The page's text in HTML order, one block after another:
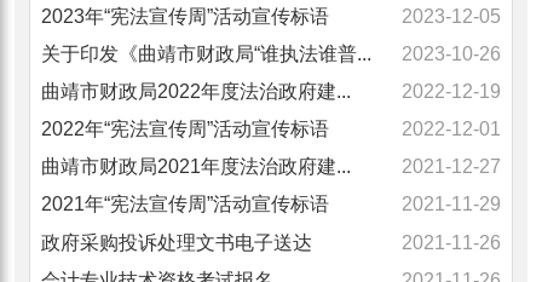
2023年“宪法宣传周”活动宣传标语
2023-12-05
关于印发《曲靖市财政局“谁执法谁普...
2023-10-26
曲靖市财政局2022年度法治政府建...
2022-12-19
2022年“宪法宣传周”活动宣传标语
2022-12-01
曲靖市财政局2021年度法治政府建...
2021-12-27
2021年“宪法宣传周”活动宣传标语
2021-11-29
政府采购投诉处理文书电子送达
2021-11-26